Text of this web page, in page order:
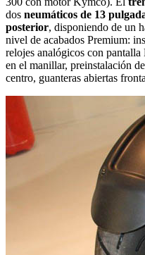
dos neumáticos de 13
posterior, disponiendo de un
nivel de acabados Premium:
relojes analógicos con
en el manillar, preinstalación
centro, guanteras abiertas